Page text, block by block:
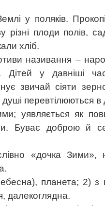
у поляків.
плоди полів,
хліб.
називання –
Дітей у давніші
звичай сіяти
перевтілюються в
уявляється як
Буває доброю й
«дочка Зими»,
планета; 2) з
далекоглядна.